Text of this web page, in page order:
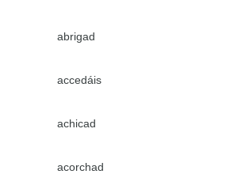
abrigad
accedáis
achicad
acorchad